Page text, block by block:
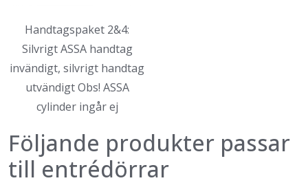
Handtagspaket 2&4:
Silvrigt ASSA handtag
invändigt, silvrigt handtag
utvändigt Obs! ASSA
cylinder ingår ej
Följande produkter passar
till entrédörrar